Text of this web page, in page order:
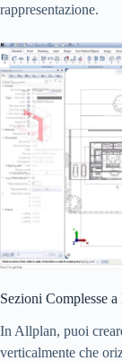
rappresentazione.
Sezioni Complesse
In Allplan, puoi
verticalmente che